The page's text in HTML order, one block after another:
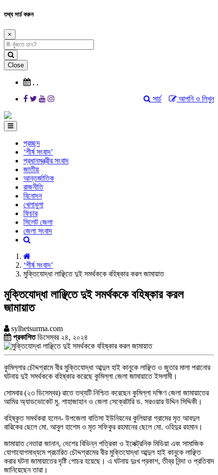
তথ্য সার্চ করুন
×
Close
, ,
আপনি ও লিখুন
সার্চ
প্রচ্ছদ
‘শীর্ষ সংবাদ’
প্রধানমন্ত্রীর সংবাদ
জাতীয়
আন্তর্জাতিক
রাজনীতি
বিনোদন
খেলাধুলা
ফিচার
সিলেট জেলা
জেলা সংবাদ
‘শীর্ষ সংবাদ’
মুক্তিযোদ্ধা লাঞ্ছিতে দুই সমর্থককে বহিষ্কার করল জামায়াত
মুক্তিযোদ্ধা লাঞ্ছিতে দুই সমর্থককে বহিষ্কার করল
জামায়াত
sylhetsurma.com
প্রকাশিতডিসেম্বর ২৪, ২০২৪
কুমিল্লার চৌদ্দগ্রামে বীর মুক্তিযোদ্ধা আব্দুল হাই কানুকে লাঞ্ছিত ও জুতার মালা পরানোর
ঘটনায় দুই সমর্থককে বহিষ্কার করেছে কুমিল্লা জেলা জামায়াতে ইসলামী।
সোমবার (২৩ ডিসেম্বর) রাতে তথ্যটি নিশ্চিত করেছেন কুমিল্লা দক্ষিণ জেলা জামায়াতের
আমির অ্যাডভোকেট মু. শাহাজাহান ও জেলা সেক্রেটারি ড. সরওয়ার উদ্দিন সিদ্দিকী।
বহিষ্কৃত সমর্থকরা হলেন- উপজেলা বাতিসা ইউনিয়নের কুলিয়ারা গ্রামের মৃত আবদুল
বারিকের ছেলে মো. আবুল হাশেম ও মৃত সফিকুর রহমানের ছেলে মো. ওহিদুর রহমান।
জামায়াত নেতারা জানান, দেশের বিভিন্ন পত্রিকা ও ইলেক্ট্রনিক মিডিয়া এবং সামাজিক
যোগাযোগমাধ্যমে প্রচারিত চৌদ্দগ্রামের বীর মুক্তিযোদ্ধা আব্দুল হাই কানুকে লাঞ্ছিত
করার ঘটনা জামায়াতের দৃষ্টি গোচর হয়েছে। এ ঘটনায় দুঃখ প্রকাশ, তীব্র নিন্দা ও প্রতিবাদ
জানিয়েছেন তারা।